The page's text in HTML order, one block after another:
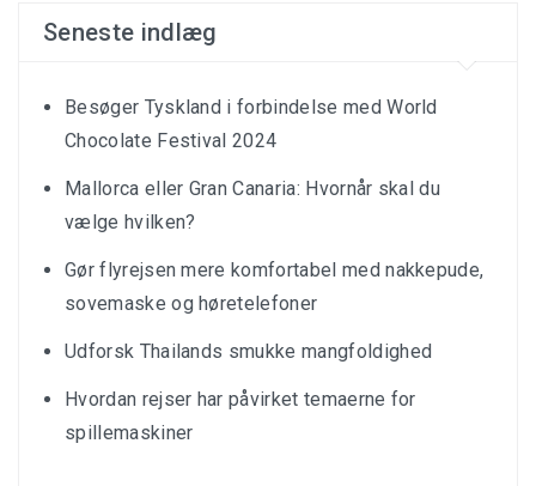
Seneste indlæg
Besøger Tyskland i forbindelse med World
Chocolate Festival 2024
Mallorca eller Gran Canaria: Hvornår skal du
vælge hvilken?
Gør flyrejsen mere komfortabel med nakkepude,
sovemaske og høretelefoner
Udforsk Thailands smukke mangfoldighed
Hvordan rejser har påvirket temaerne for
spillemaskiner